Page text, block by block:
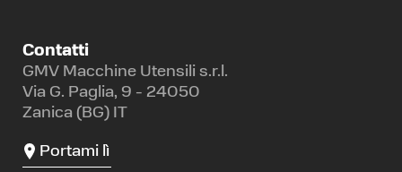
Contatti
GMV Macchine Utensili s.r.l.
Via G. Paglia, 9 - 24050
Zanica (BG) IT
Portami lì